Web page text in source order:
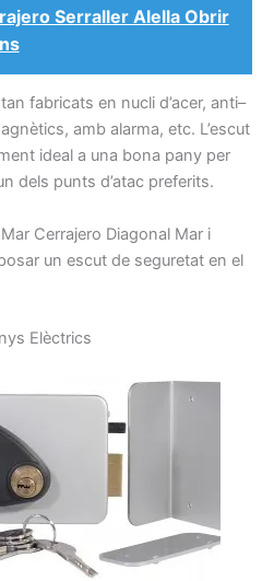
Serraller Alella Obrir
fabricats en nucli d’acer, anti–
amb alarma, etc. L’escut
ideal a una bona pany per
dels punts d’atac preferits.
Cerrajero Diagonal Mar i
un escut de seguretat en el
Elèctrics